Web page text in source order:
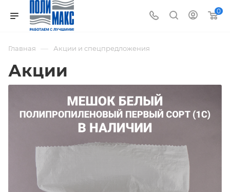
0
Главная — Акции и спецпредложения
Акции